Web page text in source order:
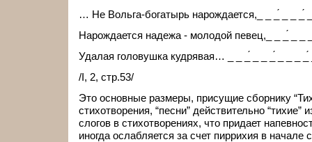
… Не Вольга-богатырь нарождается,_ _ _́ _ _ _́
Нарождается надежа - молодой певец,_ _ _́ _ _
Удалая головушка кудрявая… _ _ _́ _ _ _́ _ _ _ _́
/I, 2, стр.53/
Это основные размеры, присущие сборнику
стихотворения, “песни” действительно “тихие”
слогов в стихотворениях, что придает
иногда ослабляется за счет пиррихия в начале